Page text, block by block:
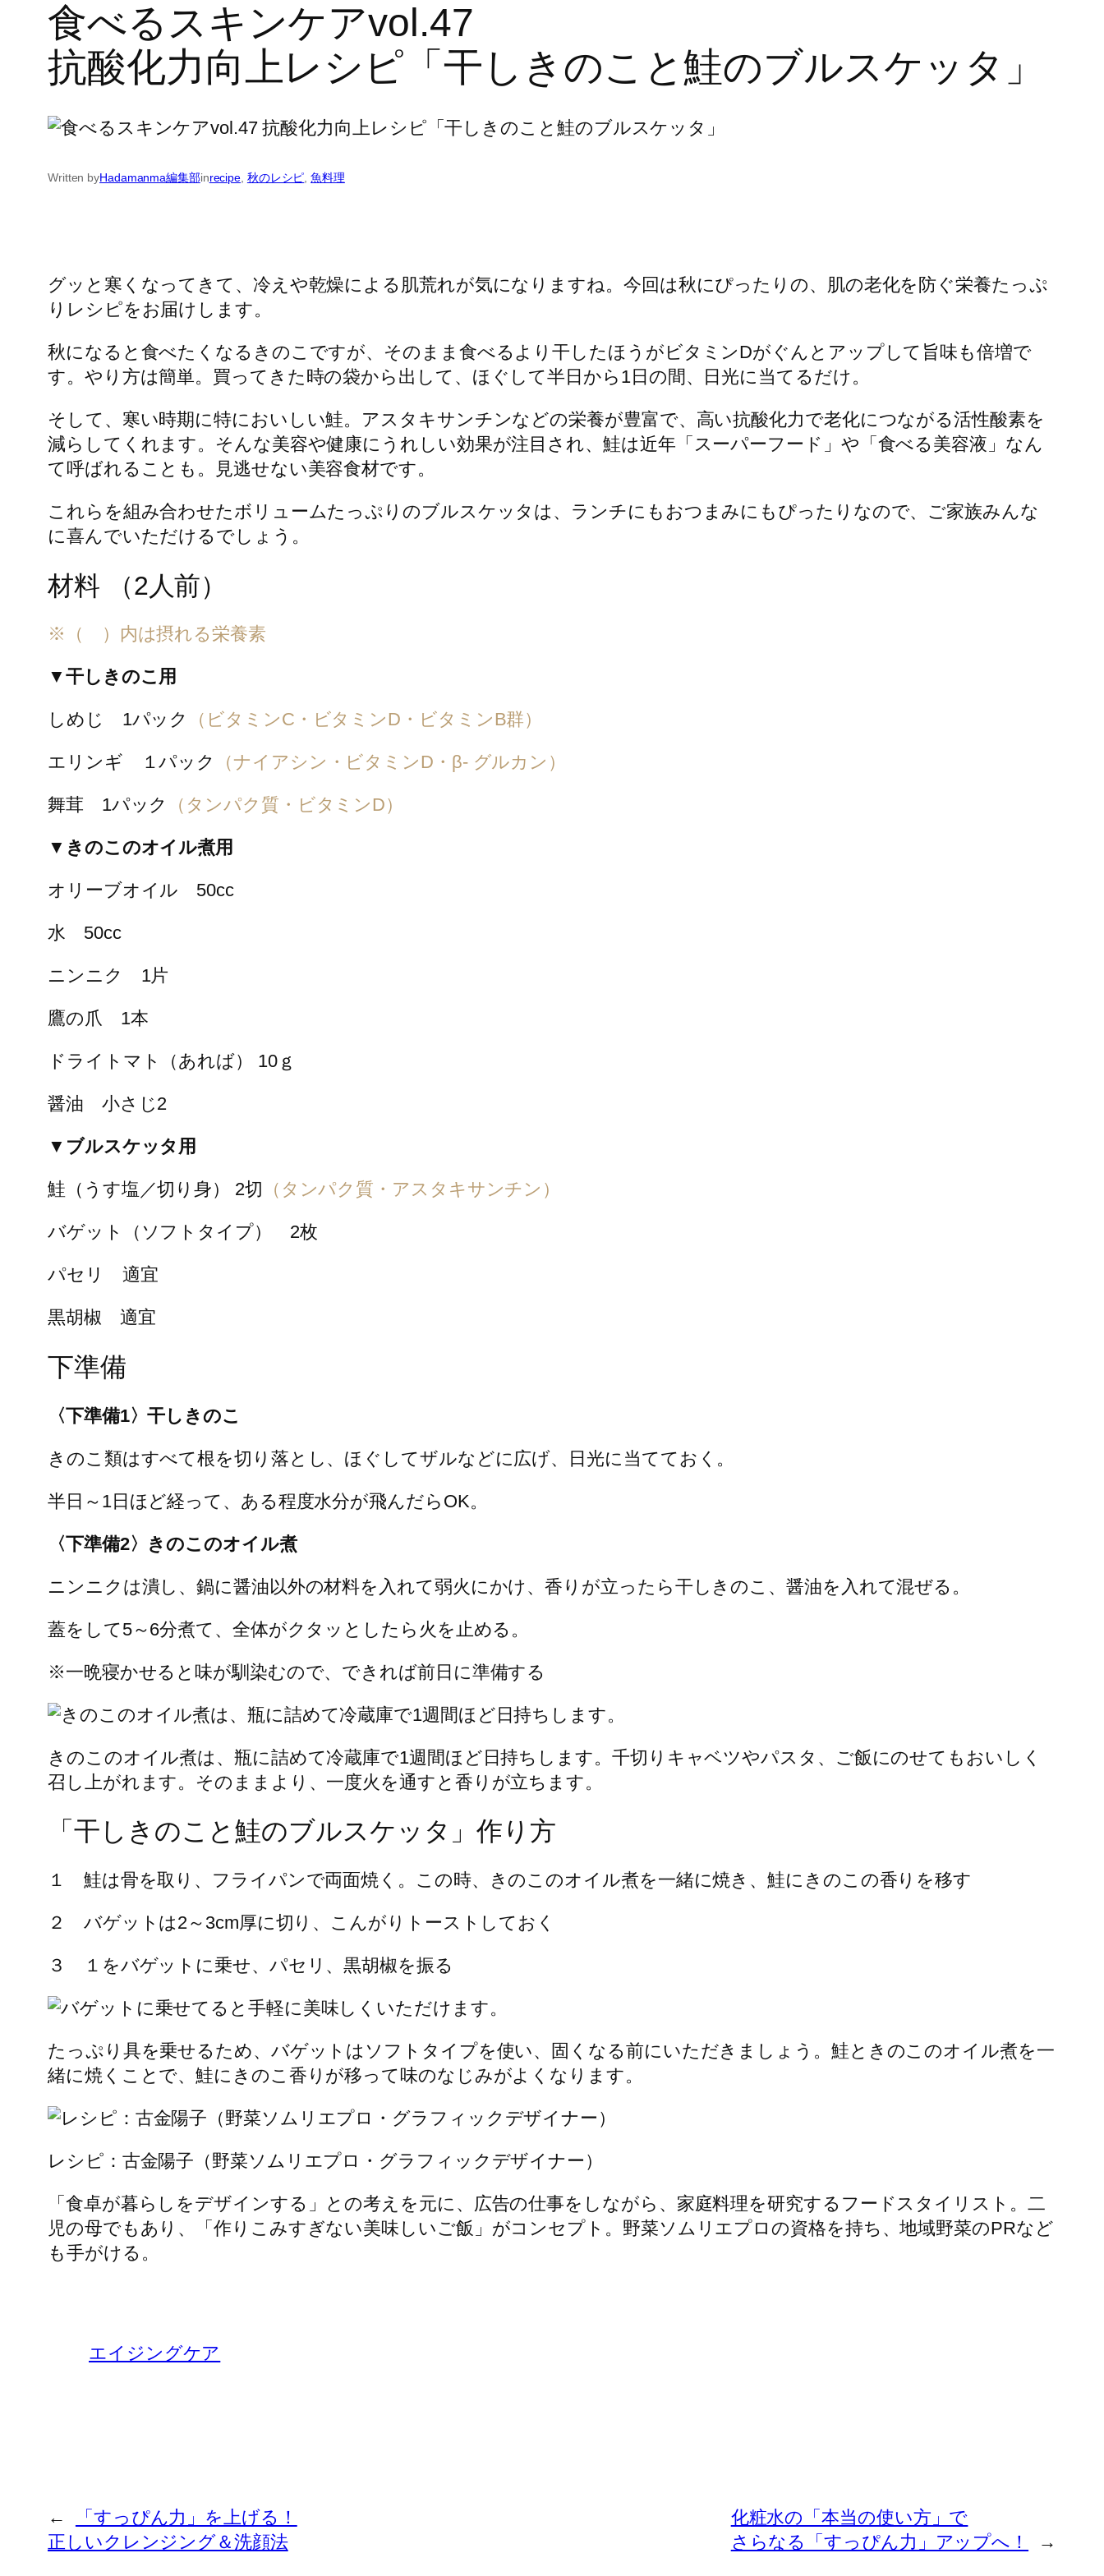
食べるスキンケアvol.47
抗酸化力向上レシピ「干しきのこと鮭のブルスケッタ」
Written byHadamanma編集部inrecipe, 秋のレシピ, 魚料理
グッと寒くなってきて、冷えや乾燥による肌荒れが気になりますね。今回は秋にぴったりの、肌の老化を防ぐ栄養たっぷ
りレシピをお届けします。
秋になると食べたくなるきのこですが、そのまま食べるより干したほうがビタミンDがぐんとアップして旨味も倍増で
す。やり方は簡単。買ってきた時の袋から出して、ほぐして半日から1日の間、日光に当てるだけ。
そして、寒い時期に特においしい鮭。アスタキサンチンなどの栄養が豊富で、高い抗酸化力で老化につながる活性酸素を
減らしてくれます。そんな美容や健康にうれしい効果が注目され、鮭は近年「スーパーフード」や「食べる美容液」なん
て呼ばれることも。見逃せない美容食材です。
これらを組み合わせたボリュームたっぷりのブルスケッタは、ランチにもおつまみにもぴったりなので、ご家族みんな
に喜んでいただけるでしょう。
材料 （2人前）
※（ ）内は摂れる栄養素
▼干しきのこ用
しめじ 1パック （ビタミンC・ビタミンD・ビタミンB群）
エリンギ １パック （ナイアシン・ビタミンD・β- グルカン）
舞茸 1パック （タンパク質・ビタミンD）
▼きのこのオイル煮用
オリーブオイル 50cc
水 50cc
ニンニク 1片
鷹の爪 1本
ドライトマト（あれば） 10ｇ
醤油 小さじ2
▼ブルスケッタ用
鮭（うす塩／切り身） 2切 （タンパク質・アスタキサンチン）
バゲット（ソフトタイプ） 2枚
パセリ 適宜
黒胡椒 適宜
下準備
〈下準備1〉干しきのこ
きのこ類はすべて根を切り落とし、ほぐしてザルなどに広げ、日光に当てておく。
半日～1日ほど経って、ある程度水分が飛んだらOK。
〈下準備2〉きのこのオイル煮
ニンニクは潰し、鍋に醤油以外の材料を入れて弱火にかけ、香りが立ったら干しきのこ、醤油を入れて混ぜる。
蓋をして5～6分煮て、全体がクタッとしたら火を止める。
※一晩寝かせると味が馴染むので、できれば前日に準備する
きのこのオイル煮は、瓶に詰めて冷蔵庫で1週間ほど日持ちします。千切りキャベツやパスタ、ご飯にのせてもおいしく
召し上がれます。そのままより、一度火を通すと香りが立ちます。
「干しきのこと鮭のブルスケッタ」作り方
１ 鮭は骨を取り、フライパンで両面焼く。この時、きのこのオイル煮を一緒に焼き、鮭にきのこの香りを移す
２ バゲットは2～3cm厚に切り、こんがりトーストしておく
３ １をバゲットに乗せ、パセリ、黒胡椒を振る
たっぷり具を乗せるため、バゲットはソフトタイプを使い、固くなる前にいただきましょう。鮭ときのこのオイル煮を一
緒に焼くことで、鮭にきのこ香りが移って味のなじみがよくなります。
レシピ：古金陽子（野菜ソムリエプロ・グラフィックデザイナー）
「食卓が暮らしをデザインする」との考えを元に、広告の仕事をしながら、家庭料理を研究するフードスタイリスト。二
児の母でもあり、「作りこみすぎない美味しいご飯」がコンセプト。野菜ソムリエプロの資格を持ち、地域野菜のPRなど
も手がける。
エイジングケア
←
「すっぴん力」を上げる！
正しいクレンジング＆洗顔法
化粧水の「本当の使い方」で
さらなる「すっぴん力」アップへ！
→